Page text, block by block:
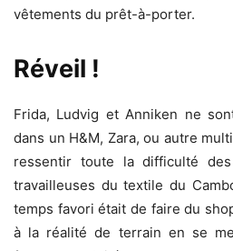
vêtements du prêt-à-porter.
Réveil !
Frida, Ludvig et Anniken ne
dans un H&M, Zara, ou autre
ressentir toute la difficulté
travailleuses du textile du
temps favori était de faire du
à la réalité de terrain en se